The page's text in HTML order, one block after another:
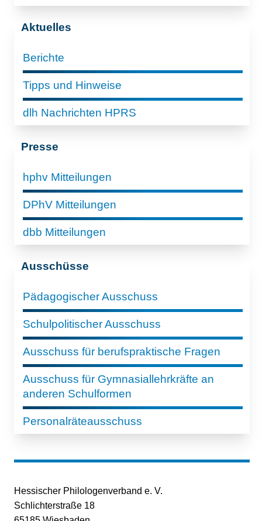
Aktuelles
Berichte
Tipps und Hinweise
dlh Nachrichten HPRS
Presse
hphv Mitteilungen
DPhV Mitteilungen
dbb Mitteilungen
Ausschüsse
Pädagogischer Ausschuss
Schulpolitischer Ausschuss
Ausschuss für berufspraktische Fragen
Ausschuss für Gymnasiallehrkräfte an
anderen Schulformen
Personalräteausschuss
Hessischer Philologenverband e. V.
Schlichterstraße 18